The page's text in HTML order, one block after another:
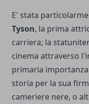
E' stata
Tyson, la prima
carriera; la
cinema attraverso
primaria
storia per la sua
cameriere nere, o